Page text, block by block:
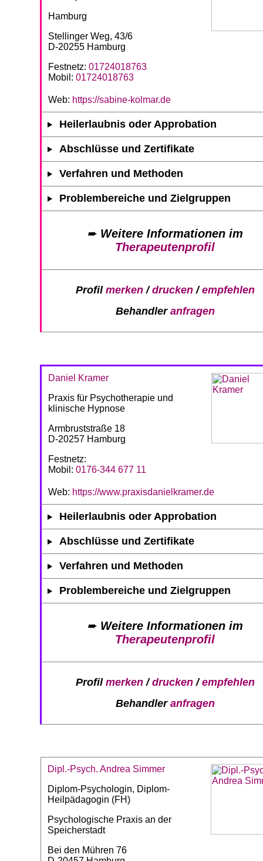
Hamburg
Stellinger Weg, 43/6
D-20255 Hamburg
Festnetz: 01724018763
Mobil: 01724018763
Web: https://sabine-kolmar.de
Heilerlaubnis oder Approbation
Abschlüsse und Zertifikate
Verfahren und Methoden
Problembereiche und Zielgruppen
➨ Weitere Informationen im
Therapeutenprofil
Profil merken/drucken/empfehlen
Behandler anfragen
Daniel Kramer
Praxis für Psychotherapie und
klinische Hypnose
Armbruststraße 18
D-20257 Hamburg
Festnetz:
Mobil: 0176-344 677 11
Web: https://www.praxisdanielkramer.de
Heilerlaubnis oder Approbation
Abschlüsse und Zertifikate
Verfahren und Methoden
Problembereiche und Zielgruppen
➨ Weitere Informationen im
Therapeutenprofil
Profil merken/drucken/empfehlen
Behandler anfragen
Dipl.-Psych. Andrea Simmer
Diplom-Psychologin, Diplom-
Heilpädagogin (FH)
Psychologische Praxis an der
Speicherstadt
Bei den Mühren 76